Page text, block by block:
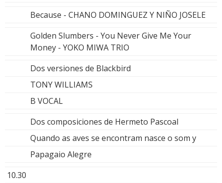
Because - CHANO DOMINGUEZ Y NIÑO JOSELE
Golden Slumbers - You Never Give Me Your
Money - YOKO MIWA TRIO
Dos versiones de Blackbird
TONY WILLIAMS
B VOCAL
Dos composiciones de Hermeto Pascoal
Quando as aves se encontram nasce o som y
Papagaio Alegre
10.30